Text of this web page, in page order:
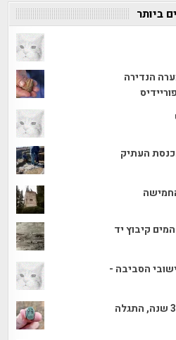
ביותר
הנדירה
העתיק
קיבוץ יד
הסביבה -
חותם מסוג "חרפושית" בן 3000 שנה, התגלה